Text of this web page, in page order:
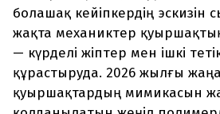
болашақ кейіпкердің эскизін
жақта механиктер
— күрделі жіптер мен ішкі
құрастыруда. 2026 жылғы
қуыршақтардың мимикасын